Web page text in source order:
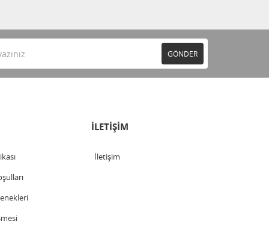
GÖNDER
İLETİŞİM
İletişim